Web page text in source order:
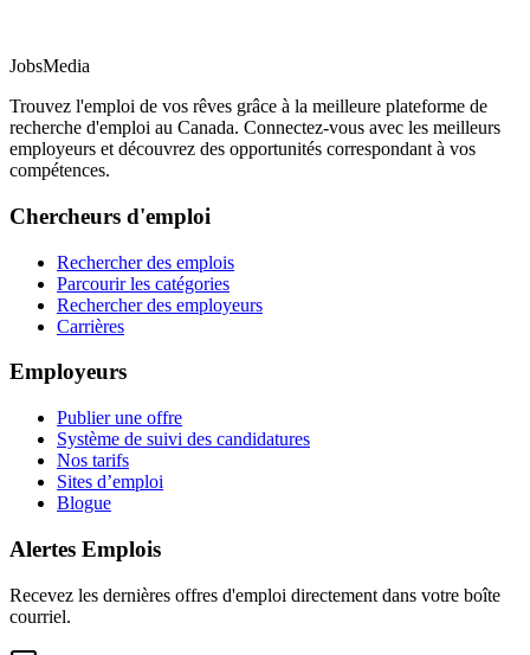
JobsMedia
Trouvez l'emploi de vos rêves grâce à la meilleure plateforme de
recherche d'emploi au Canada. Connectez-vous avec les meilleurs
employeurs et découvrez des opportunités correspondant à vos
compétences.
Chercheurs d'emploi
Rechercher des emplois
Parcourir les catégories
Rechercher des employeurs
Carrières
Employeurs
Publier une offre
Système de suivi des candidatures
Nos tarifs
Sites d’emploi
Blogue
Alertes Emplois
Recevez les dernières offres d'emploi directement dans votre boîte
courriel.